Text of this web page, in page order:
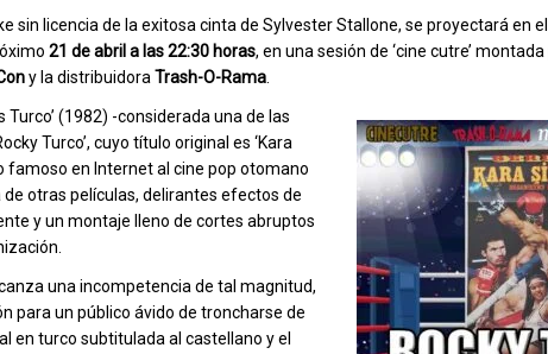
sin licencia de la exitosa cinta de Sylvester Stallone, se proyectará en el
21 de abril a las 22:30 horas, en una sesión de ‘cine cutre’
y la distribuidora Trash-O-Rama
(1982) -considerada una de las
Turco’, cuyo título original es ‘Kara
famoso en Internet al cine pop otomano
otras películas, delirantes efectos de
y un montaje lleno de cortes abruptos
una incompetencia de tal magnitud,
para un público ávido de troncharse de
en turco subtitulada al castellano y el